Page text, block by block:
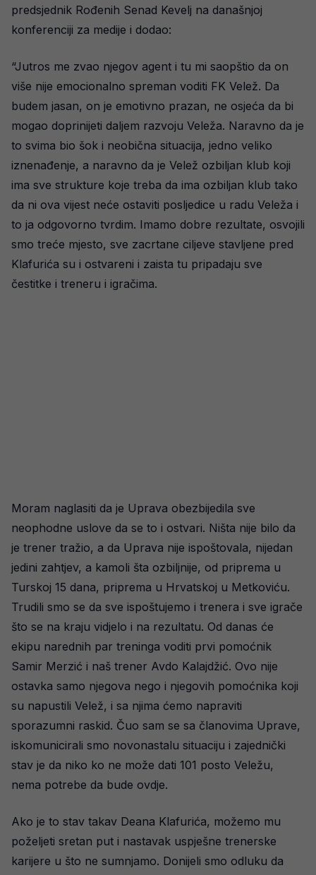
predsjednik Rođenih Senad Kevelj na današnjoj
konferenciji za medije i dodao:
“Jutros me zvao njegov agent i tu mi saopštio da on
više nije emocionalno spreman voditi FK Velež. Da
budem jasan, on je emotivno prazan, ne osjeća da bi
mogao doprinijeti daljem razvoju Veleža. Naravno da je
to svima bio šok i neobična situacija, jedno veliko
iznenađenje, a naravno da je Velež ozbiljan klub koji
ima sve strukture koje treba da ima ozbiljan klub tako
da ni ova vijest neće ostaviti posljedice u radu Veleža i
to ja odgovorno tvrdim. Imamo dobre rezultate, osvojili
smo treće mjesto, sve zacrtane ciljeve stavljene pred
Klafurića su i ostvareni i zaista tu pripadaju sve
čestitke i treneru i igračima.
Moram naglasiti da je Uprava obezbijedila sve
neophodne uslove da se to i ostvari. Ništa nije bilo da
je trener tražio, a da Uprava nije ispoštovala, nijedan
jedini zahtjev, a kamoli šta ozbiljnije, od priprema u
Turskoj 15 dana, priprema u Hrvatskoj u Metkoviću.
Trudili smo se da sve ispoštujemo i trenera i sve igrače
što se na kraju vidjelo i na rezultatu. Od danas će
ekipu narednih par treninga voditi prvi pomoćnik
Samir Merzić i naš trener Avdo Kalajdžić. Ovo nije
ostavka samo njegova nego i njegovih pomoćnika koji
su napustili Velež, i sa njima ćemo napraviti
sporazumni raskid. Čuo sam se sa članovima Uprave,
iskomunicirali smo novonastalu situaciju i zajednički
stav je da niko ko ne može dati 101 posto Veležu,
nema potrebe da bude ovdje.
Ako je to stav takav Deana Klafurića, možemo mu
poželjeti sretan put i nastavak uspješne trenerske
karijere u što ne sumnjamo. Donijeli smo odluku da